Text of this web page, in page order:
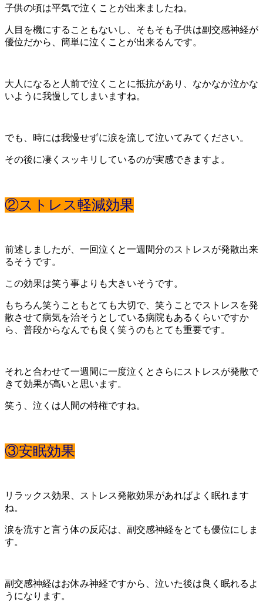
子供の頃は平気で泣くことが出来ましたね。
人目を機にすることもないし、そもそも子供は副交感神経が
優位だから、簡単に泣くことが出来るんです。
大人になると人前で泣くことに抵抗があり、なかなか泣かな
いように我慢してしまいますね。
でも、時には我慢せずに涙を流して泣いてみてください。
その後に凄くスッキリしているのが実感できますよ。
②ストレス軽減効果
前述しましたが、一回泣くと一週間分のストレスが発散出来
るそうです。
この効果は笑う事よりも大きいそうです。
もちろん笑うこともとても大切で、笑うことでストレスを発
散させて病気を治そうとしている病院もあるくらいですか
ら、普段からなんでも良く笑うのもとても重要です。
それと合わせて一週間に一度泣くとさらにストレスが発散で
きて効果が高いと思います。
笑う、泣くは人間の特権ですね。
③安眠効果
リラックス効果、ストレス発散効果があればよく眠れます
ね。
涙を流すと言う体の反応は、副交感神経をとても優位にしま
す。
副交感神経はお休み神経ですから、泣いた後は良く眠れるよ
うになります。